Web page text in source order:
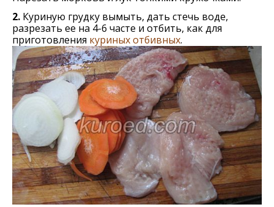
2. Куриную грудку вымыть, дать стечь воде,
разрезать ее на 4-6 часте и отбить, как для
приготовления куриных отбивных.